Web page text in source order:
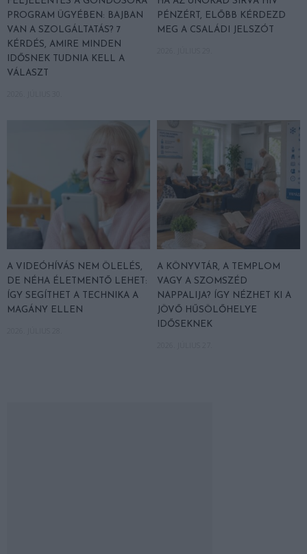
PROGRAM ÜGYÉBEN: BAJBAN
VAN A SZOLGÁLTATÁS? 7
KÉRDÉS, AMIRE MINDEN
IDŐSNEK TUDNIA KELL A
VÁLASZT
PÉNZÉRT, ELŐBB KÉRDEZD
MEG A CSALÁDI JELSZÓT
A VIDEÓHÍVÁS NEM ÖLELÉS,
DE NÉHA ÉLETMENTŐ LEHET:
ÍGY SEGÍTHET A TECHNIKA A
MAGÁNY ELLEN
A KÖNYVTÁR, A TEMPLOM
VAGY A SZOMSZÉD
NAPPALIJA? ÍGY NÉZHET KI A
JÖVŐ HŰSÖLŐHELYE
IDŐSEKNEK